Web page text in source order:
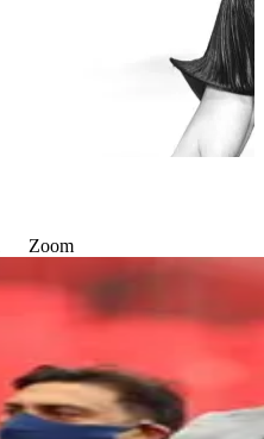
Zoom